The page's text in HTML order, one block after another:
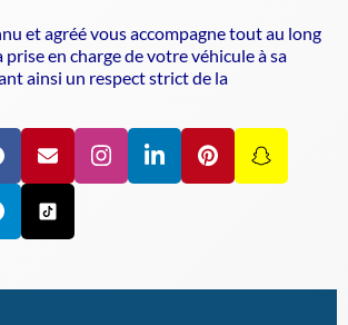
et agréé vous accompagne tout au long
prise en charge de votre véhicule à sa
ainsi un respect strict de la